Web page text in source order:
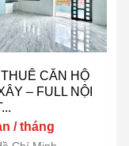
CĂN HỘ
– FULL NỘI
/ tháng